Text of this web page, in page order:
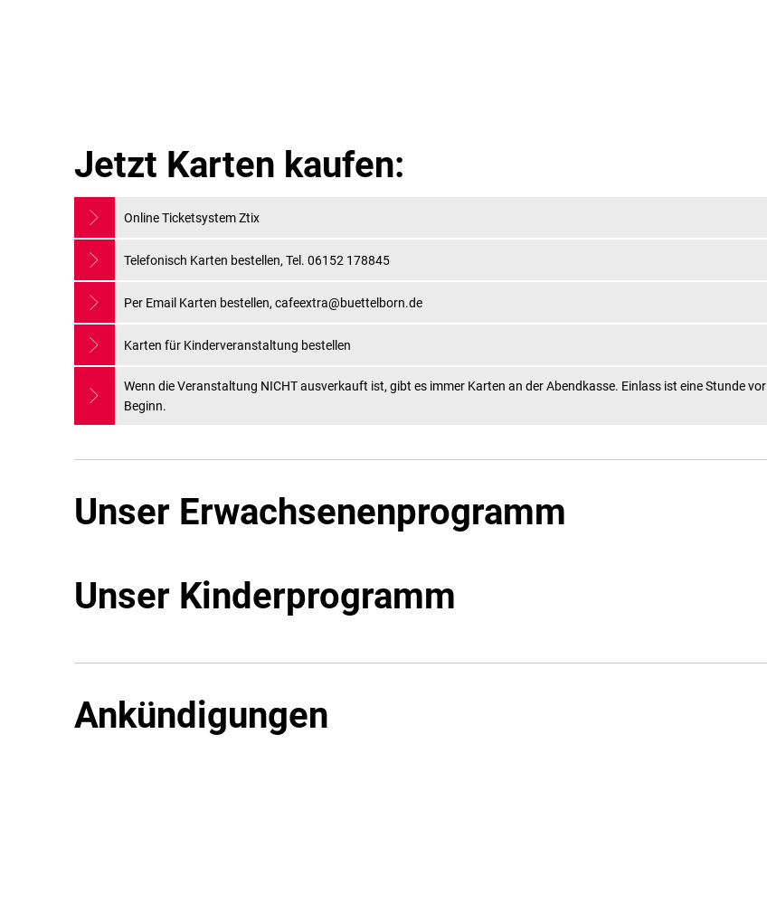
Jetzt Karten kaufen:
Online Ticketsystem Ztix
Telefonisch Karten bestellen, Tel. 06152 178845
Per Email Karten bestellen, cafeextra@buettelborn.de
Karten für Kinderveranstaltung bestellen
Wenn die Veranstaltung NICHT ausverkauft ist, gibt es immer Karten an der Abendkasse. Einlass ist eine Stunde vor
Beginn.
Unser Erwachsenenprogramm
Unser Kinderprogramm
Ankündigungen